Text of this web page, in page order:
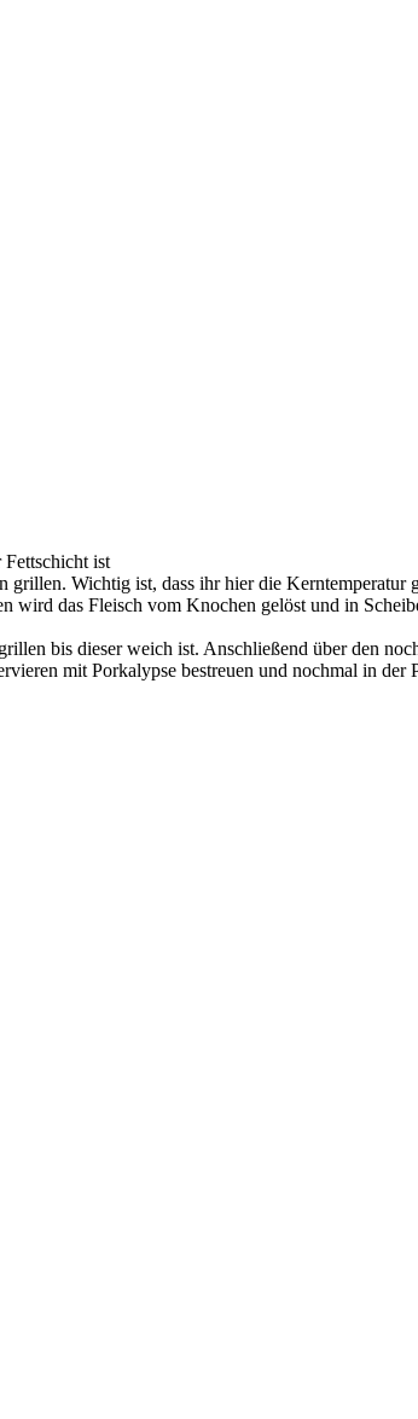
Fettschicht ist
Wichtig ist, dass ihr hier die Kerntemperatur
wird das Fleisch vom Knochen gelöst und in
bis dieser weich ist. Anschließend über den
mit Porkalypse bestreuen und nochmal in der